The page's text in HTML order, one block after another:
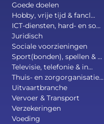
Goede doelen
Hobby, vrije tijd & fancl...
ICT-diensten, hard- en so...
Juridisch
Sociale voorzieningen
Sport(bonden), spellen & ...
Televisie, telefonie & in...
Thuis- en zorgorganisatie...
Uitvaartbranche
Vervoer & Transport
Verzekeringen
Voeding